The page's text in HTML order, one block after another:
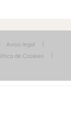
Aviso legal
de Cookies